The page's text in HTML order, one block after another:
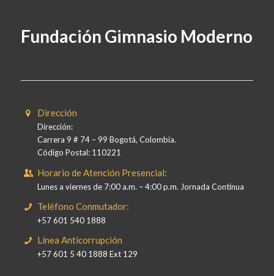
Fundación Gimnasio Moderno
Dirección
Dirección:
Carrera 9 # 74 – 99 Bogotá, Colombia.
Código Postal: 110221
Horario de Atención Presencial:
Lunes a viernes de 7:00 a.m. – 4:00 p.m. Jornada Continua
Teléfono Conmutador:
+57 601 540 1888
Línea Anticorrupción
+57 601 5 40 1888 Ext 129